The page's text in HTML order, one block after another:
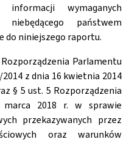
wymaganych
państwem
do niniejszego raportu.
Parlamentu
z dnia 16 kwietnia 2014
§ 5 ust. 5 Rozporządzenia
2018 r. w sprawie
przekazywanych przez
oraz warunków